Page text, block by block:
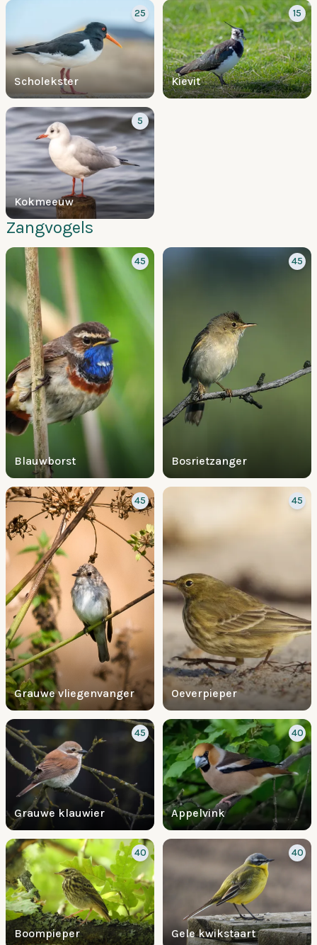
Scholekster
25
Kievit
15
Kokmeeuw
5
Zangvogels
Blauwborst
45
Bosrietzanger
45
Grauwe vliegenvanger
45
Oeverpieper
45
Grauwe klauwier
45
Appelvink
40
Boompieper
40
Gele kwikstaart
40